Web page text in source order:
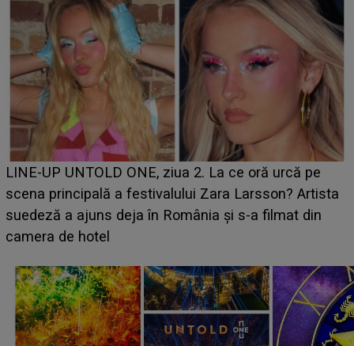
Ce a dezvăluit noua concurentă din "Casa Iubirii" l-a
luat prin surprindere pe Emanuel. CINE ESTE
BĂIATUL VIZAT de Alexandra?! Aflându-se în fața
faptului împlinit, A RECUNOSCUT IMEDIAT: "Am